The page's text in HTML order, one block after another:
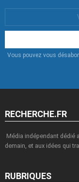
:
Vous pouvez vous
RECHERCHE.FR
Média indépendant dédié
demain, et aux idées qui
RUBRIQUES